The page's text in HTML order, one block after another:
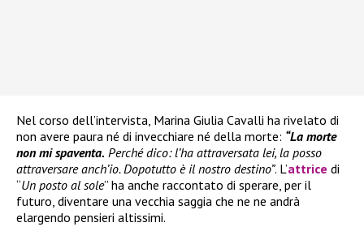
Nel corso dell’intervista, Marina Giulia Cavalli ha rivelato di
non avere paura né di invecchiare né della morte: “La morte
non mi spaventa. Perché dico: l’ha attraversata lei, la posso
attraversare anch’io. Dopotutto è il nostro destino”. L’attrice di
“Un posto al sole” ha anche raccontato di sperare, per il
futuro, diventare una vecchia saggia che ne ne andrà
elargendo pensieri altissimi.